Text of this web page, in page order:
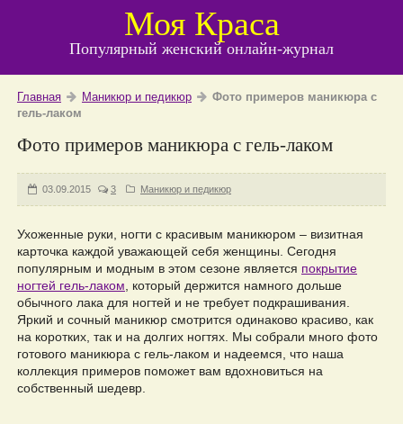
Моя Краса
Популярный женский онлайн-журнал
Главная Маникюр и педикюр
Фото примеров маникюра с
гель-лаком
Фото примеров маникюра с гель-лаком
03.09.2015 3 Маникюр и педикюр
Ухоженные руки, ногти с красивым маникюром – визитная
карточка каждой уважающей себя женщины. Сегодня
популярным и модным в этом сезоне является покрытие
ногтей гель-лаком , который держится намного дольше
обычного лака для ногтей и не требует подкрашивания.
Яркий и сочный маникюр смотрится одинаково красиво, как
на коротких, так и на долгих ногтях. Мы собрали много фото
готового маникюра с гель-лаком и надеемся, что наша
коллекция примеров поможет вам вдохновиться на
собственный шедевр.